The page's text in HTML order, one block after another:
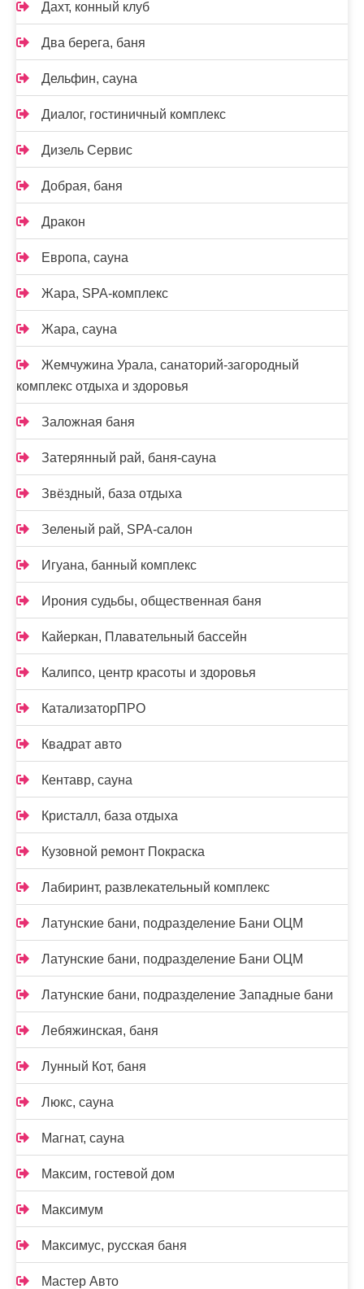
Дахт, конный клуб
Два берега, баня
Дельфин, сауна
Диалог, гостиничный комплекс
Дизель Сервис
Добрая, баня
Дракон
Европа, сауна
Жара, SPA-комплекс
Жара, сауна
Жемчужина Урала, санаторий-загородный
комплекс отдыха и здоровья
Заложная баня
Затерянный рай, баня-сауна
Звёздный, база отдыха
Зеленый рай, SPA-салон
Игуана, банный комплекс
Ирония судьбы, общественная баня
Кайеркан, Плавательный бассейн
Калипсо, центр красоты и здоровья
КатализаторПРО
Квадрат авто
Кентавр, сауна
Кристалл, база отдыха
Кузовной ремонт Покраска
Лабиринт, развлекательный комплекс
Латунские бани, подразделение Бани ОЦМ
Латунские бани, подразделение Бани ОЦМ
Латунские бани, подразделение Западные бани
Лебяжинская, баня
Лунный Кот, баня
Люкс, сауна
Магнат, сауна
Максим, гостевой дом
Максимум
Максимус, русская баня
Мастер Авто